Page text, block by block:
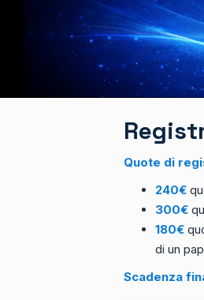
Quote di
240€
300€
180€
di un
Scadenza